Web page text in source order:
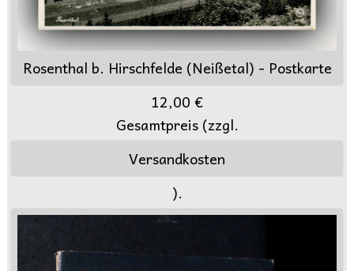
Rosenthal b. Hirschfelde (Neißetal) - Postkarte
12,00 €
Gesamtpreis (zzgl.
Versandkosten
).